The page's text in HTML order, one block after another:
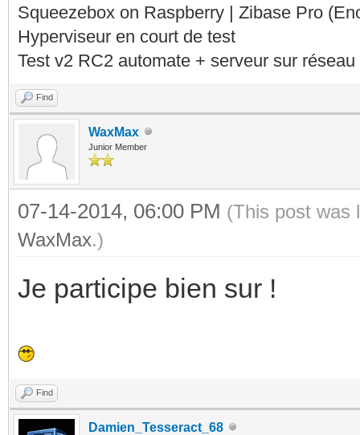
Squeezebox on Raspberry | Zibase Pro
Hyperviseur en court de test
Test v2 RC2 automate + serveur sur
Find
WaxMax
Junior Member
07-14-2014, 06:00 PM (This post was
WaxMax.)
Je participe bien sur !
Find
Damien_Tesseract_68